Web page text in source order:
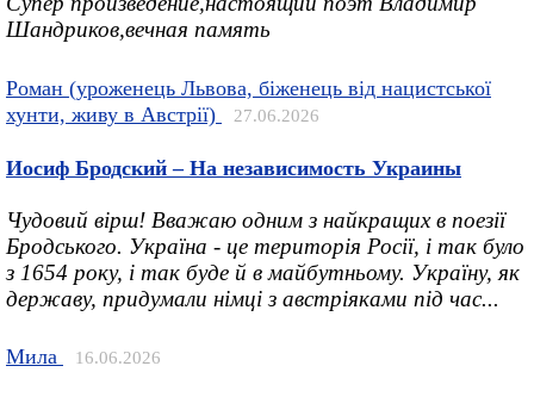
Шандриков,вечная память
Роман (уроженець Львова, біженець від нацистської
хунти, живу в Австрії)
27.06.2026
Иосиф Бродский – На независимость Украины
Чудовий вірш! Вважаю одним з найкращих в поезії
Бродського. Україна - це територія Росії, і так було
з 1654 року, і так буде й в майбутньому. Україну, як
державу, придумали німці з австріяками під час...
Мила 16.06.2026